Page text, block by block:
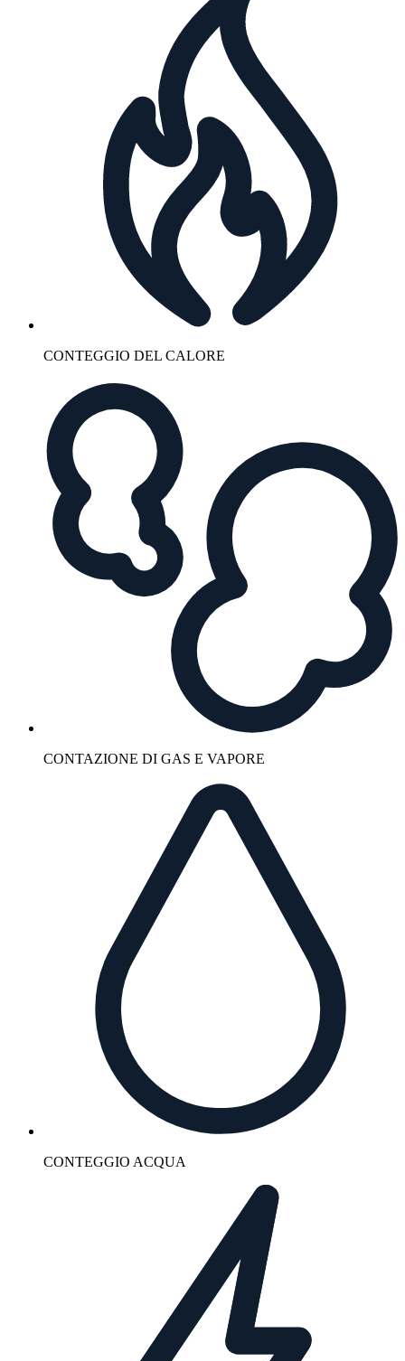
CONTEGGIO DEL CALORE
CONTAZIONE DI GAS E VAPORE
CONTEGGIO ACQUA